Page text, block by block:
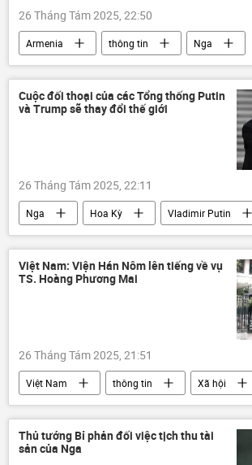
26 Tháng Tám 2025, 22:50
Armenia thông tin
Nga
Thế giới
Chính trị doanh nhân
Cuộc đối thoại của các Tổng thống Putin
và Trump sẽ thay đổi thế giới
26 Tháng Tám 2025, 22:11
Nga Hoa Kỳ
Vladimir Putin
Donald Trump
Thế giới
phương Tây
Chiến dịch quân sự đặc biệt tại Ukraina
Vladimir Zelensky
Việt Nam: Viện Hán Nôm lên tiếng về vụ
TS. Hoàng Phương Mai
26 Tháng Tám 2025, 21:51
Việt Nam thông tin
Xã hội
mạng xã hội
Thủ tướng Bỉ phản đối việc tịch thu tài
sản của Nga